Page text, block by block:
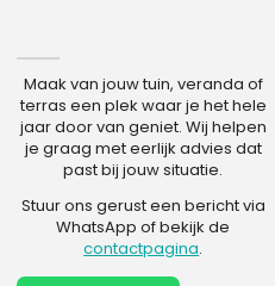
Maak van jouw tuin, veranda of
terras een plek waar je het hele
jaar door van geniet. Wij helpen
je graag met eerlijk advies dat
past bij jouw situatie.
Stuur ons gerust een bericht via
WhatsApp of bekijk de
contactpagina.